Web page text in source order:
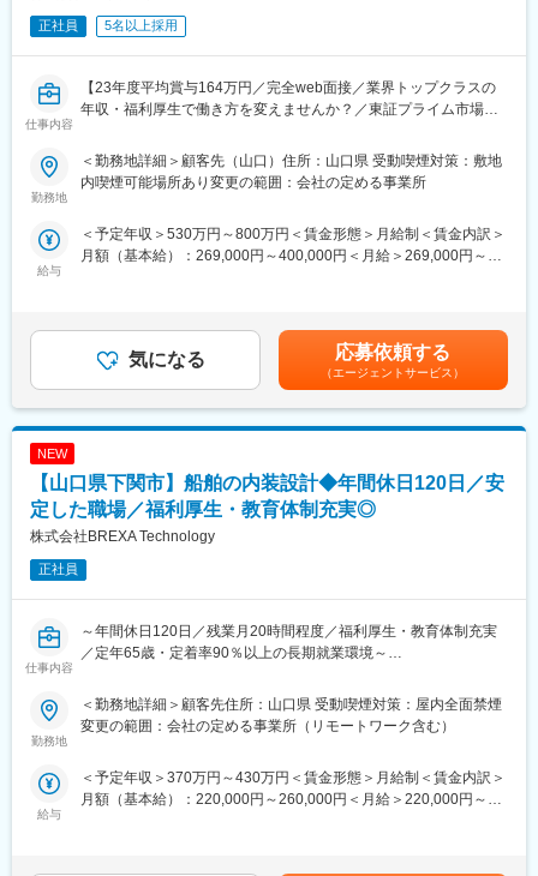
でお客様のご要望に対応できることが最大の強み。
派遣の分野においても大手企業から中小企業まで細やかなニーズ
り、ワークライフバランスが取れていることが特徴です。女性も
活躍し、産休・育休を経て仕事に復帰している方の実績も多数あ
も、皆快くフォローしてくれる環境があります。
※直近3年間での育休取得率は92％、復職率は87％です。
ます。入社後は座学による知識の習得を行い、ロールプレイング
研修を経て、本格的な業務を行っていただきます。慣れないうち
変更の範囲：会社の定める業務
正社員 5名以上採用
仕事内容
【23年度平均賞与164万円／完全web面接／業界トップクラスの
年収・福利厚生で働き方を変えませんか？／東証プライム市場上
日本を代表する大手・中堅メーカーなど幅広い顧客先において、
要が高まり、引き合いも非常に多くなっていますので、最先端の
技術に携わることができます。
テン、キヤノン、日本製鉄、SUBARU(敬称略)
■勤務地補足：
・スキルに応じて「勤務地確約」いたします。
・持ち家率は40代「56％超」
・家族手当、単身赴任手当など福利厚生充実
■研修体制：
＜トレンド技術研修＞
全社員にDX向けの研修を受講いただいています。知識度合いに合
わせて、DXとは？という初歩的なところ～AI、AWSなどのトレン
ン社員までご経験を問わず研修を受けることが可能です。
＜豊富な研修制度＞
た、各専門ごとの技術研修から、人間力研修まで、業界トップク
ラスのグループ研修体制を整えています。「研修回数：631回／
ど、他社とは比べ物にならないレベルでの研修を受けることがで
きます。その結果が、「離職率：6.1%（製造業平均約11％）」
勤務地
＜勤務地詳細＞顧客先（山口）住所：山口県 受動喫煙対策：敷地
内喫煙可能場所あり変更の範囲：会社の定める事業所
給与
＜予定年収＞530万円～800万円＜賃金形態＞月給制＜賃金内訳＞
月額（基本給）：269,000円～400,000円＜月給＞269,000円～
万38歳 前職：技術者派遣 420万 ⇒ 提示年収611万44
歳 前職：農業機械メーカー 560万 ⇒ 提示年収751万賃金は
あくまでも目安の金額であり、選考を通じて上下する可能性があ
ります。月給(月額)は固定手当を含めた表記です。
気になる 応募依頼する
（エージェントサービス）
NEW
【山口県下関市】船舶の内装設計◆年間休日120日／安
定した職場／福利厚生・教育体制充実◎
株式会社BREXA Technology
正社員
仕事内容
～年間休日120日／残業月20時間程度／福利厚生・教育体制充実
／定年65歳・定着率90％以上の長期就業環境～
■仕事内容：
大手重工メーカー系列企業での客船や商船の設計業務をお任せ致
■業務内容：
◇船舶の内艤装に関する設計
勤務地
＜勤務地詳細＞顧客先住所：山口県 受動喫煙対策：屋内全面禁煙
変更の範囲：会社の定める事業所（リモートワーク含む）
給与
＜予定年収＞370万円～430万円＜賃金形態＞月給制＜賃金内訳＞
月額（基本給）：220,000円～260,000円＜月給＞220,000円～